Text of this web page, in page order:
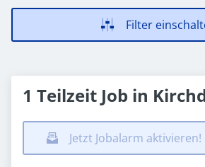
Filter
1 Teilzeit Job in
Jetzt Jobalarm aktivieren!